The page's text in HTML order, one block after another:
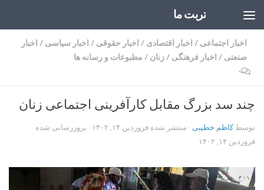
تربت ما
اخبار اجتماعی / اخبار اقتصادی / اخبار حقوقی / اخبار سیاسی / اخبار
صنعتی / اخبار فرهنگی /زنان / مطبوعات و رسانه ها
۰
چند سد بزرگ مقابل کارآفرینی اجتماعی زنان
توسطکاظم خطیبی · منتشر شده فروردین ۱۴, ۱۴۰۲
· بروزرسانی شده
فروردین ۱۴, ۱۴۰۲